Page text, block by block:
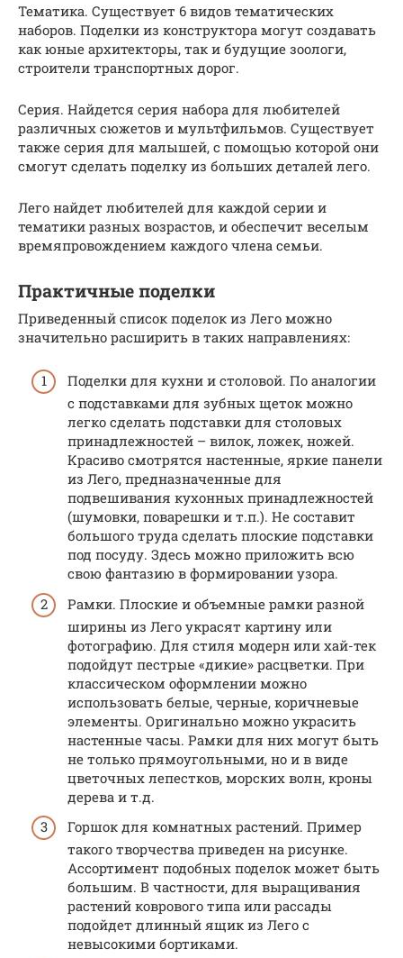
Тематика. Существует 6 видов тематических
наборов. Поделки из конструктора могут создавать
как юные архитекторы, так и будущие зоологи,
строители транспортных дорог.
Серия. Найдется серия набора для любителей
различных сюжетов и мультфильмов. Существует
также серия для малышей, с помощью которой они
смогут сделать поделку из больших деталей лего.
Лего найдет любителей для каждой серии и
тематики разных возрастов, и обеспечит веселым
времяпровождением каждого члена семьи.
Практичные поделки
Приведенный список поделок из Лего можно
значительно расширить в таких направлениях:
Поделки для кухни и столовой. По аналогии
с подставками для зубных щеток можно
легко сделать подставки для столовых
принадлежностей – вилок, ложек, ножей.
Красиво смотрятся настенные, яркие панели
из Лего, предназначенные для
подвешивания кухонных принадлежностей
(шумовки, поварешки и т.п.). Не составит
большого труда сделать плоские подставки
под посуду. Здесь можно приложить всю
свою фантазию в формировании узора.
Рамки. Плоские и объемные рамки разной
ширины из Лего украсят картину или
фотографию. Для стиля модерн или хай-тек
подойдут пестрые «дикие» расцветки. При
классическом оформлении можно
использовать белые, черные, коричневые
элементы. Оригинально можно украсить
настенные часы. Рамки для них могут быть
не только прямоугольными, но и в виде
цветочных лепестков, морских волн, кроны
дерева и т.д.
Горшок для комнатных растений. Пример
такого творчества приведен на рисунке.
Ассортимент подобных поделок может быть
большим. В частности, для выращивания
растений коврового типа или рассады
подойдет длинный ящик из Лего с
невысокими бортиками.